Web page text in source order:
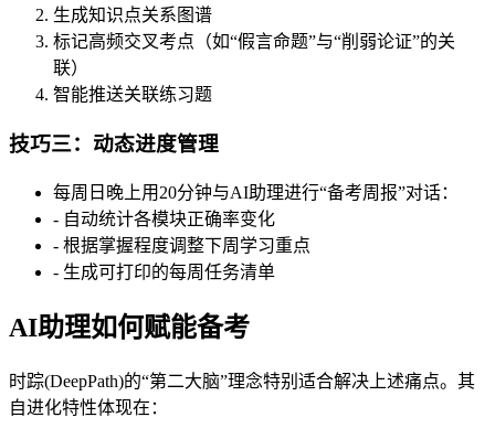
生成知识点关系图谱
标记高频交叉考点（如“假言命题”与“削弱论证”的关
联）
智能推送关联练习题
技巧三：动态进度管理
每周日晚上用20分钟与AI助理进行“备考周报”对话：
- 自动统计各模块正确率变化
- 根据掌握程度调整下周学习重点
- 生成可打印的每周任务清单
AI助理如何赋能备考
时踪(DeepPath)的“第二大脑”理念特别适合解决上述痛点。其
自进化特性体现在：